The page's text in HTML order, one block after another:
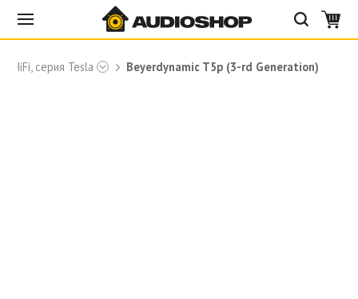
HiFi, серия Tesla Beyerdynamic T5p (3-rd Generation)